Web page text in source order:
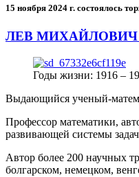
15 ноября 2024 г. состоялось
ЛЕВ
Годы жизни: 1916 –
Выдающийся ученый-
Профессор математики,
развивающей системы
Автор более 200 научных
болгарском, немецком,